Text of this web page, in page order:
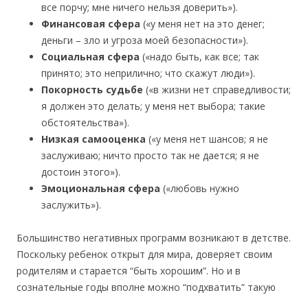
все порчу; мне ничего нельзя доверить»).
Финансовая сфера («у меня нет на это денег;
деньги – зло и угроза моей безопасности»).
Социальная сфера («надо быть, как все; так
принято; это неприлично; что скажут люди»).
Покорность судьбе («в жизни нет справедливости;
я должен это делать; у меня нет выбора; такие
обстоятельства»).
Низкая самооценка («у меня нет шансов; я не
заслуживаю; ничто просто так не дается; я не
достоин этого»).
Эмоциональная сфера («любовь нужно
заслужить»).
Большинство негативных программ возникают в детстве.
Поскольку ребенок открыт для мира, доверяет своим
родителям и старается “быть хорошим”. Но и в
сознательные годы вполне можно “подхватить” такую